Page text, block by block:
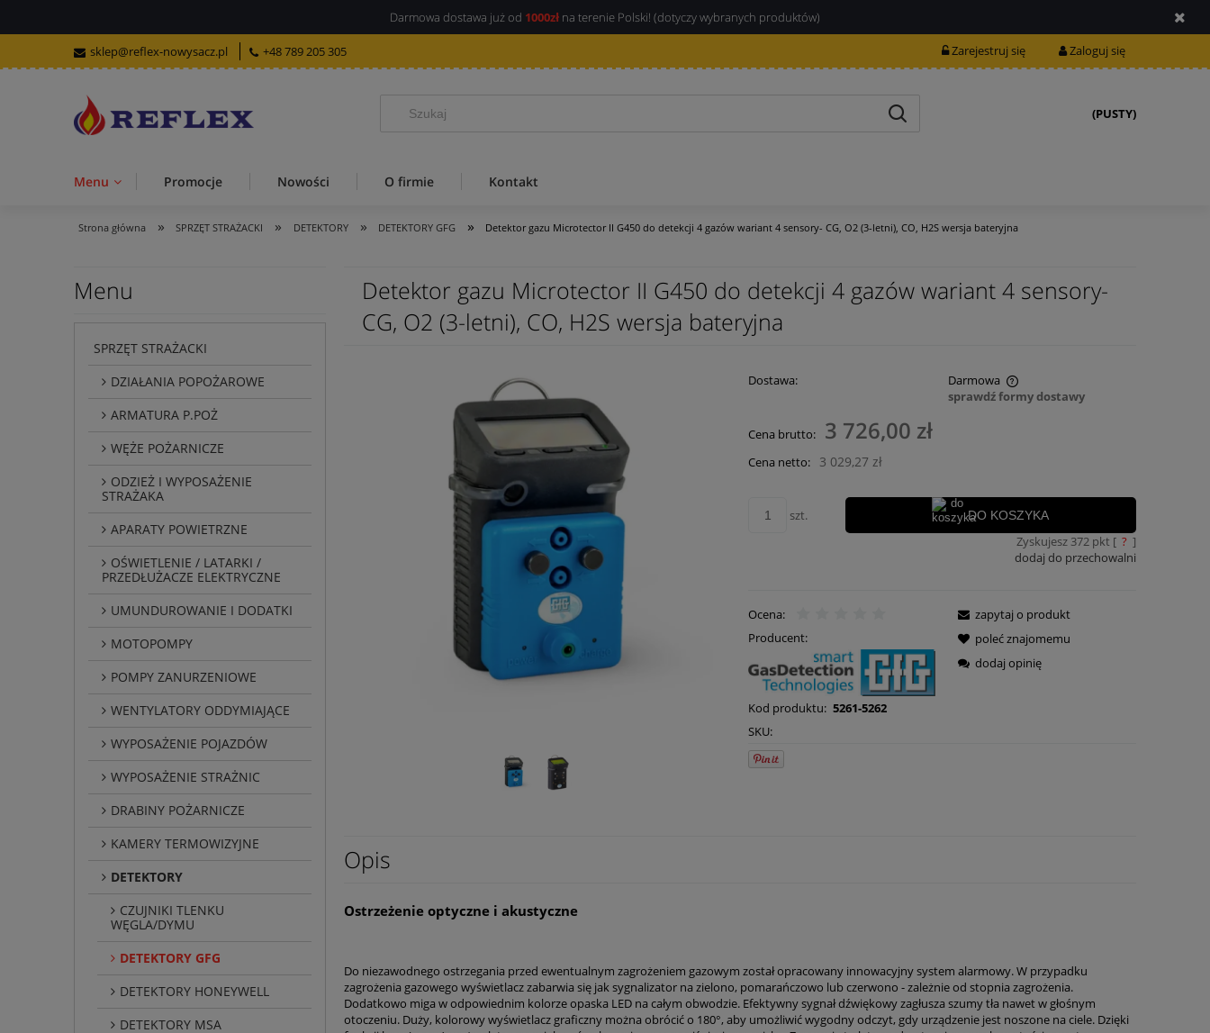
Darmowa dostawa już od 1000zł na terenie Polski! (dotyczy wybranych produktów)
sklep@reflex-nowysacz.pl +48 789 205 305 Zarejestruj się Zaloguj się
(PUSTY)
Menu Promocje Nowości O firmie Kontakt
Strona główna » SPRZĘT STRAŻACKI » DETEKTORY » DETEKTORY GFG » Detektor gazu Microtector II G450 do detekcji 4 gazów wariant 4 sensory- CG, O2 (3-letni), CO, H2S wersja bateryjna
Menu
SPRZĘT STRAŻACKI
DZIAŁANIA POPOŻAROWE
ARMATURA P.POŻ
WĘŻE POŻARNICZE
ODZIEŻ I WYPOSAŻENIE
STRAŻAKA
APARATY POWIETRZNE
OŚWIETLENIE / LATARKI /
PRZEDŁUŻACZE ELEKTRYCZNE
UMUNDUROWANIE I DODATKI
MOTOPOMPY
POMPY ZANURZENIOWE
WENTYLATORY ODDYMIAJĄCE
WYPOSAŻENIE POJAZDÓW
WYPOSAŻENIE STRAŻNIC
DRABINY POŻARNICZE
KAMERY TERMOWIZYJNE
DETEKTORY
CZUJNIKI TLENKU
WĘGLA/DYMU
DETEKTORY GFG
DETEKTORY HONEYWELL
DETEKTORY MSA
Detektor gazu Microtector II G450 do detekcji 4 gazów wariant 4 sensory-
CG, O2 (3-letni), CO, H2S wersja bateryjna
Dostawa: Darmowa
Cena nie zawiera ewentualnych kosztów
płatności
sprawdź formy dostawy
Cena brutto: 3 726,00 zł
Cena netto: 3 029,27 zł
szt. DO KOSZYKA
Zyskujesz 372pkt [ ? ]
dodaj do przechowalni
Ocena:
Producent:
Kod produktu: 5261-5262
SKU:
zapytaj o produkt
poleć znajomemu
dodaj opinię
Opis
Ostrzeżenie optyczne i akustyczne
Do niezawodnego ostrzegania przed ewentualnym zagrożeniem gazowym został opracowany innowacyjny system alarmowy. W przypadku
zagrożenia gazowego wyświetlacz zabarwia się jak sygnalizator na zielono, pomarańczowo lub czerwono - zależnie od stopnia zagrożenia.
Dodatkowo miga w odpowiednim kolorze opaska LED na całym obwodzie. Efektywny sygnał dźwiękowy zagłusza szumy tła nawet w głośnym
otoczeniu. Duży, kolorowy wyświetlacz graficzny można obrócić o 180°, aby umożliwić wygodny odczyt, gdy urządzenie jest noszone na ciele. Dzięki